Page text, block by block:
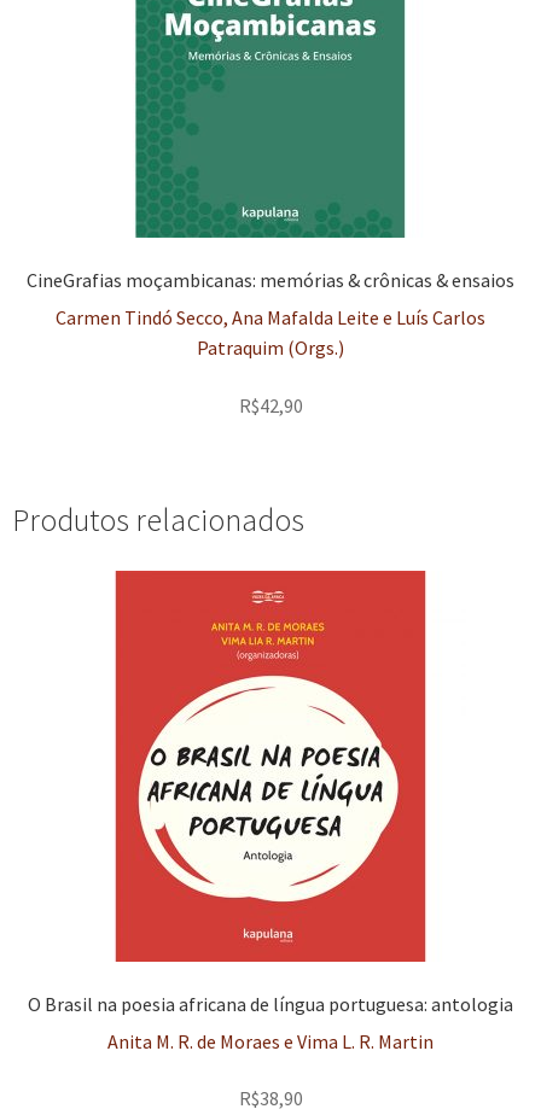
CineGrafias moçambicanas: memórias & crônicas & ensaios
Carmen Tindó Secco, Ana Mafalda Leite e Luís Carlos
Patraquim (Orgs.)
R$42,90
Produtos relacionados
O Brasil na poesia africana de língua portuguesa: antologia
Anita M. R. de Moraes e Vima L. R. Martin
R$38,90